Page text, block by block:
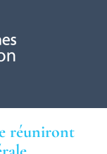
réuniront